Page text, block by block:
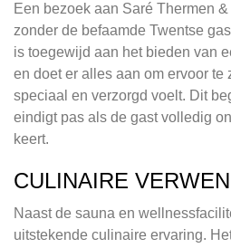
Een bezoek aan Saré Thermen
zonder de befaamde Twentse
is toegewijd aan het bieden van
en doet er alles aan om ervoor te
speciaal en verzorgd voelt. Dit
eindigt pas als de gast volledig
keert.
CULINAIRE
Naast de sauna en
uitstekende culinaire ervaring.